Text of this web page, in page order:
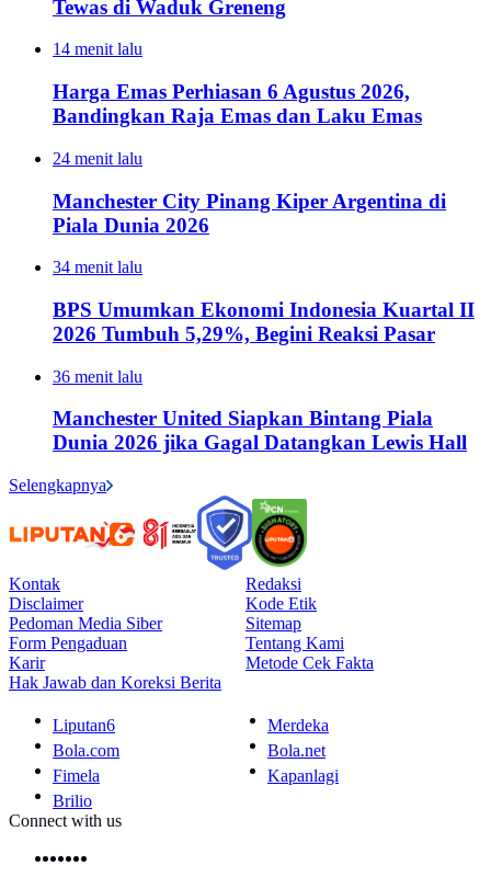
Tewas di Waduk Greneng
14 menit lalu
Harga Emas Perhiasan 6 Agustus 2026,
Bandingkan Raja Emas dan Laku Emas
24 menit lalu
Manchester City Pinang Kiper Argentina di
Piala Dunia 2026
34 menit lalu
BPS Umumkan Ekonomi Indonesia Kuartal II
2026 Tumbuh 5,29%, Begini Reaksi Pasar
36 menit lalu
Manchester United Siapkan Bintang Piala
Dunia 2026 jika Gagal Datangkan Lewis Hall
Selengkapnya
Kontak
Redaksi
Disclaimer
Kode Etik
Pedoman Media Siber
Sitemap
Form Pengaduan
Tentang Kami
Karir
Metode Cek Fakta
Hak Jawab dan Koreksi Berita
Liputan6
Merdeka
Bola.com
Bola.net
Fimela
Kapanlagi
Brilio
Connect with us